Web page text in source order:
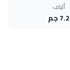
ألياف
7.2 جم